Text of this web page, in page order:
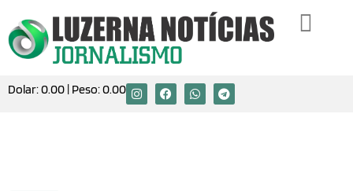
Dolar:0.00 | Peso:0.00